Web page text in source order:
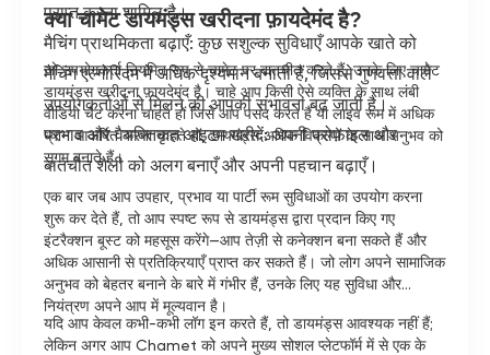
प्राप्त करना शामिल है।
मैचिंग प्राथमिकता बढ़ाएँ: कुछ सशुल्क सुविधाएँ आपके खाते को
मैचिंग एल्गोरिदम में अधिक दृश्यमान बनाती हैं, जिससे गुणवत्ता वाले
उपयोगकर्ताओं से मिलने की आपकी संभावना बढ़ जाती है।
प्रभाव और वैयक्तिकृत आइटम खरीदें: अपनी प्रोफ़ाइल और
बातचीत शैली को अलग बनाएँ और अपनी पहचान बढ़ाएँ।
क्या चामेट डायमंड्स खरीदना फ़ायदेमंद है?
जो उपयोगकर्ता नियमित रूप से चामेट पर बातचीत करते हैं, उनके लिए चामेट
डायमंड्स खरीदना फ़ायदेमंद है। चाहे आप किसी ऐसे व्यक्ति के साथ लंबी
वीडियो चैट करना चाहते हों जिसे आप पसंद करते हैं या लाइव रूम में अधिक
ध्यान आकर्षित करना चाहते हों, डायमंड्स अधिक विकल्पों के साथ अनुभव को
सुगम बनाते हैं।
एक बार जब आप उपहार, प्रभाव या पार्टी रूम सुविधाओं का उपयोग करना
शुरू कर देते हैं, तो आप स्पष्ट रूप से डायमंड्स द्वारा प्रदान किए गए
इंटरैक्शन बूस्ट को महसूस करेंगे—आप तेज़ी से कनेक्शन बना सकते हैं और
अधिक आसानी से प्रतिक्रियाएँ प्राप्त कर सकते हैं। जो लोग अपने सामाजिक
अनुभव को बेहतर बनाने के बारे में गंभीर हैं, उनके लिए यह सुविधा और
नियंत्रण अपने आप में मूल्यवान है।
यदि आप केवल कभी-कभी लॉग इन करते हैं, तो डायमंड्स आवश्यक नहीं हैं;
लेकिन अगर आप Chamet को अपने मुख्य सोशल प्लेटफॉर्म में से एक के